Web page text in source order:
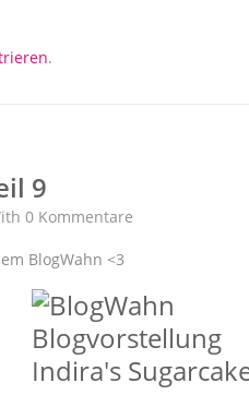
.
9
0 Kommentare
BlogWahn <3